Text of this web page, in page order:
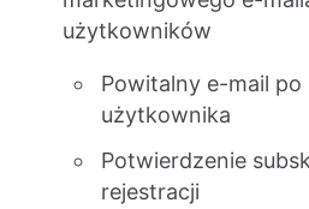
użytkowników
Powitalny e-mail
użytkownika
Potwierdzenie
rejestracji